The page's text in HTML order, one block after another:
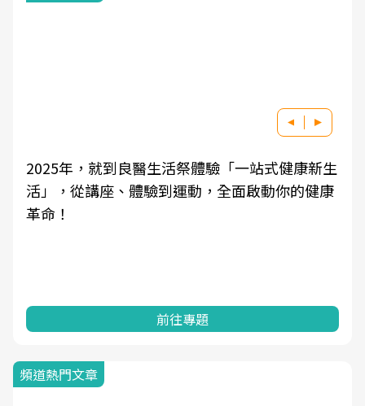
2025年，就到良醫生活祭體驗「一站式健康新生
活」，從講座、體驗到運動，全面啟動你的健康
革命！
前往專題
頻道熱門文章